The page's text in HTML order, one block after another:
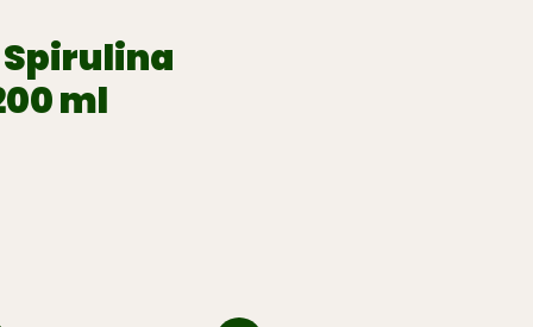
Spirulina
ml